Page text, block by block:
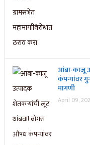
आंबा-काजू
कंपन्यांवर
मागणी
April 09,